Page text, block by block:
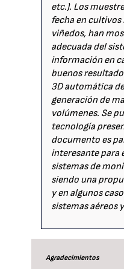
etc.). Los
fecha en
viñedos, han
adecuada del
información en
buenos
3D automática
generación de
volúmenes. Se
tecnología
documento es
interesante para
sistemas de
siendo una
y en algunos
sistemas aéreos
Agradecimientos